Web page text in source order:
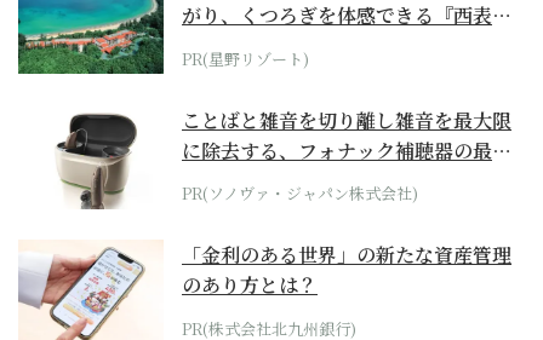
がり、くつろぎを体感できる『西表島
ホテル by...
PR(星野リゾート)
ことばと雑音を切り離し雑音を最大限
に除去する、フォナック補聴器の最上
位モデル
PR(ソノヴァ・ジャパン株式会社)
「金利のある世界」の新たな資産管理
のあり方とは？
PR(株式会社北九州銀行)